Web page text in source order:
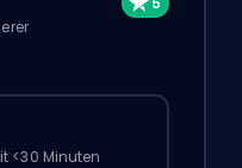
<30 Minuten